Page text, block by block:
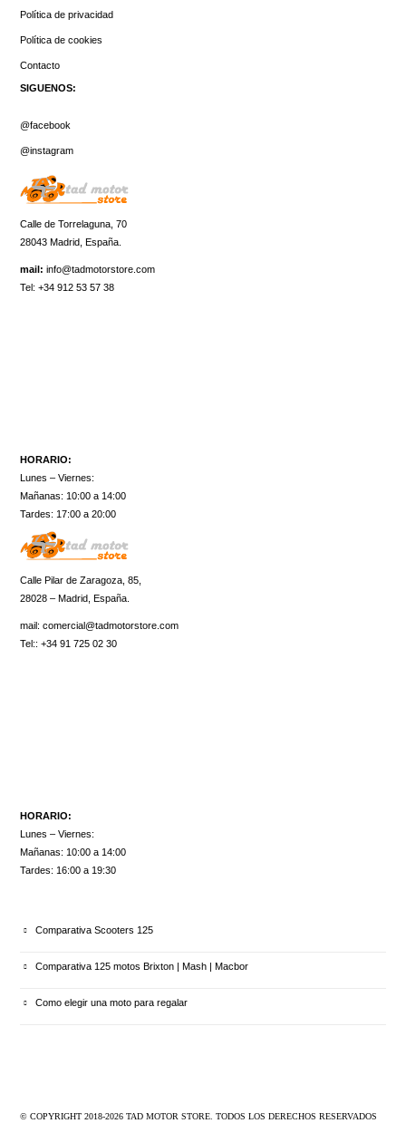
Política de privacidad
Política de cookies
Contacto
SIGUENOS:
@facebook
@instagram
Calle de Torrelaguna, 70
28043 Madrid, España.
mail: info@tadmotorstore.com
Tel:+34912 53 57 38
HORARIO:
Lunes – Viernes:
Mañanas: 10:00 a 14:00
Tardes: 17:00 a 20:00
Calle Pilar de Zaragoza, 85,
28028 – Madrid, España.
mail:comercial@tadmotorstore.com
Tel:: +34 91 725 02 30
HORARIO:
Lunes – Viernes:
Mañanas: 10:00 a 14:00
Tardes: 16:00 a 19:30
Comparativa Scooters 125
Comparativa 125 motos Brixton | Mash | Macbor
Como elegir una moto para regalar
© COPYRIGHT 2018-2026 TAD MOTOR STORE. TODOS LOS DERECHOS RESERVADOS